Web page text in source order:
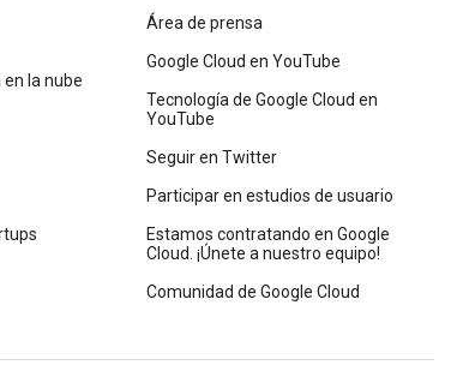
la nube
Área de prensa
Google Cloud en YouTube
Tecnología de Google Cloud en
YouTube
Seguir en Twitter
Participar en estudios de usuario
Estamos contratando en Google
Cloud. ¡Únete a nuestro equipo!
Comunidad de Google Cloud